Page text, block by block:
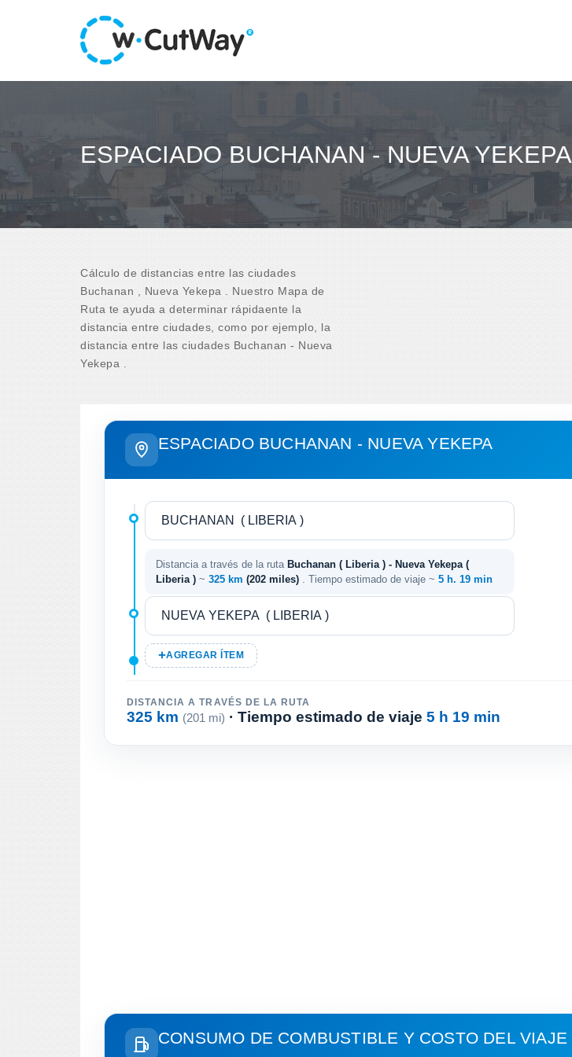
ESPACIADO BUCHANAN - NUEVA YEKEPA
Cálculo de distancias entre las ciudades
Buchanan , Nueva Yekepa . Nuestro Mapa de
Ruta te ayuda a determinar rápidaente la
distancia entre ciudades, como por ejemplo, la
distancia entre las ciudades Buchanan - Nueva
Yekepa .
ESPACIADO BUCHANAN - NUEVA YEKEPA
Distancia a través de la ruta Buchanan ( Liberia ) - Nueva Yekepa (
Liberia ) ~ 325 km (202 miles) . Tiempo estimado de viaje ~ 5 h. 19 min
AGREGAR ÍTEM
DISTANCIA A TRAVÉS DE LA RUTA
325 km (201 mi) · Tiempo estimado de viaje 5 h 19 min
CONSUMO DE COMBUSTIBLE Y COSTO DEL VIAJE